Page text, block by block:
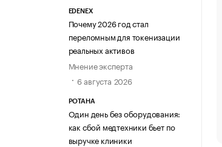
EDENEX
Почему 2026 год стал
переломным для токенизации
реальных активов
Мнение эксперта
6 августа 2026
РОТАНА
Один день без оборудования:
как сбой медтехники бьет по
выручке клиники